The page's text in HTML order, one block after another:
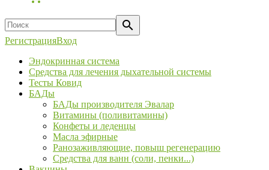
РегистрацияВход
Эндокринная система
Средства для лечения дыхательной системы
Тесты Ковид
БАДы
БАДы производителя Эвалар
Витамины (поливитамины)
Конфеты и леденцы
Масла эфирные
Ранозаживляющие, повыш регенерацию
Средства для ванн (соли, пенки...)